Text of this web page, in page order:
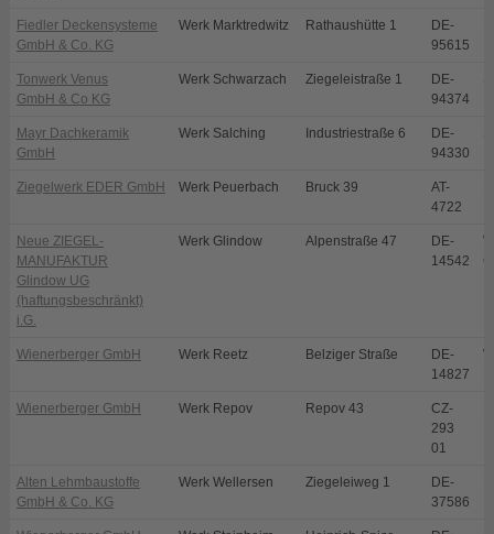
Fiedler Deckensysteme
GmbH & Co. KG
Werk Marktredwitz Rathaushütte 1
DE-
95615
Tonwerk Venus
GmbH & Co KG
Werk Schwarzach Ziegeleistraße 1
DE-
94374
Mayr Dachkeramik
GmbH
Werk Salching Industriestraße 6
DE-
94330
Ziegelwerk EDER GmbH Werk Peuerbach Bruck 39
AT-
4722
Neue ZIEGEL-
MANUFAKTUR
Glindow UG
(haftungsbeschränkt)
i.G.
Werk Glindow Alpenstraße 47
DE-
14542
Wienerberger GmbH Werk Reetz Belziger Straße
DE-
14827
Wienerberger GmbH Werk Repov Repov 43
CZ-
293
01
Alten Lehmbaustoffe
GmbH & Co. KG
Werk Wellersen Ziegeleiweg 1
DE-
37586